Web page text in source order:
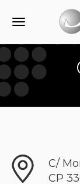
Alternar
C/
CP